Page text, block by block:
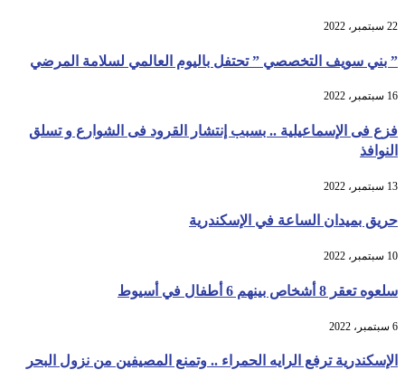
22 سبتمبر، 2022
” بني سويف التخصصي ” تحتفل باليوم العالمي لسلامة المرضي
16 سبتمبر، 2022
فزع فى الإسماعيلية .. بسبب إنتشار القرود فى الشوارع و تسلق
النوافذ
13 سبتمبر، 2022
حريق بميدان الساعة في الإسكندرية
10 سبتمبر، 2022
سلعوه تعقر 8 أشخاص بينهم 6 أطفال في أسيوط
6 سبتمبر، 2022
الإسكندرية ترفع الرايه الحمراء .. وتمنع المصيفين من نزول البحر